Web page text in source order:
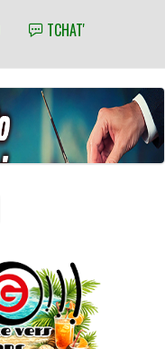
TCHAT'